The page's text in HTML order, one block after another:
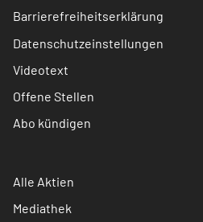
Barrierefreiheitserklärung
Datenschutzeinstellungen
Videotext
Offene Stellen
Abo kündigen
Alle Aktien
Mediathek